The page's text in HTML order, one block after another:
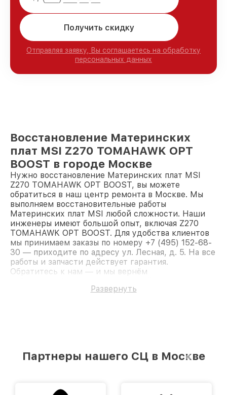
Получить скидку
Отправляя заявку, Вы соглашаетесь на обработку
персональных данных
Восстановление Материнских
плат MSI Z270 TOMAHAWK OPT
BOOST в городе Москве
Нужно восстановление Материнских плат MSI
Z270 TOMAHAWK OPT BOOST, вы можете
обратиться в наш центр ремонта в Москве. Мы
выполняем восстановительные работы
Материнских плат MSI любой сложности. Наши
инженеры имеют большой опыт, включая Z270
TOMAHAWK OPT BOOST. Для удобства клиентов
мы принимаем заказы по номеру +7 (495) 152-68-
30 — приходите по адресу ул. Лесная, д. 5. На все
работы и запчасти действует гарантия.
Обратитесь к нам — и мы вернём
Развернуть
Партнеры нашего СЦ в Москве